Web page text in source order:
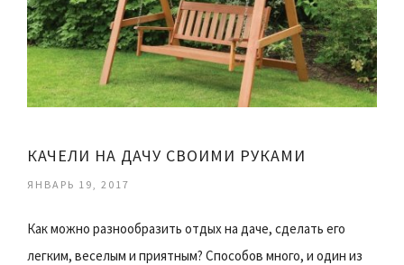
КАЧЕЛИ НА ДАЧУ СВОИМИ РУКАМИ
ЯНВАРЬ 19, 2017
Как можно разнообразить отдых на даче, сделать его
легким, веселым и приятным? Способов много, и один из